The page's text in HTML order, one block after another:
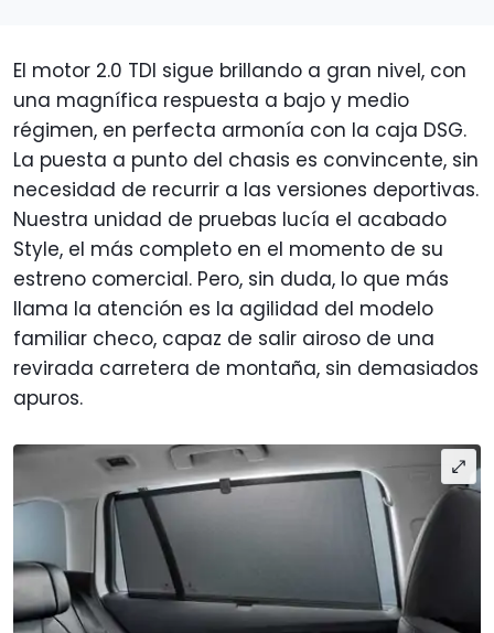
El motor 2.0 TDI sigue brillando a gran nivel, con
una magnífica respuesta a bajo y medio
régimen, en perfecta armonía con la caja DSG.
La puesta a punto del chasis es convincente, sin
necesidad de recurrir a las versiones deportivas.
Nuestra unidad de pruebas lucía el acabado
Style, el más completo en el momento de su
estreno comercial. Pero, sin duda, lo que más
llama la atención es la agilidad del modelo
familiar checo, capaz de salir airoso de una
revirada carretera de montaña, sin demasiados
apuros.